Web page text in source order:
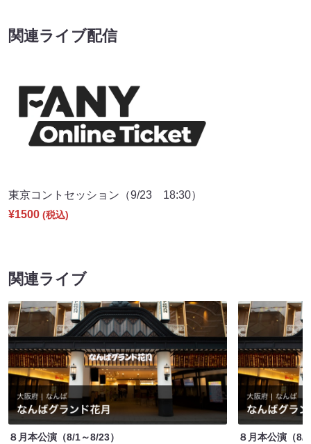
関連ライブ配信
東京コントセッション（9/23 18:30）
¥1500 (税込)
関連ライブ
８月本公演（8/1～8/23）
８月本公演（8/